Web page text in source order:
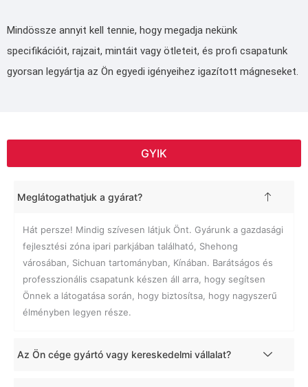
Mindössze annyit kell tennie, hogy megadja nekünk
specifikációit, rajzait, mintáit vagy ötleteit, és profi csapatunk
gyorsan legyártja az Ön egyedi igényeihez igazított mágneseket.
GYIK
Meglátogathatjuk a gyárat?
Hát persze! Mindig szívesen látjuk Önt. Gyárunk a gazdasági
fejlesztési zóna ipari parkjában található, Shehong
városában, Sichuan tartományban, Kínában. Barátságos és
professzionális csapatunk készen áll arra, hogy segítsen
Önnek a látogatása során, hogy biztosítsa, hogy nagyszerű
élményben legyen része.
Az Ön cége gyártó vagy kereskedelmi vállalat?